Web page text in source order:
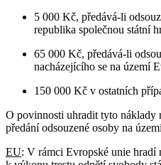
5 000 Kč, předává-li
republika společnou státní
65 000 Kč, předává-li
nacházejícího se na území
150 000 Kč v ostatních
O povinnosti uhradit tyto náklady
předání odsouzené osoby na
EU: V rámci Evropské unie hradí